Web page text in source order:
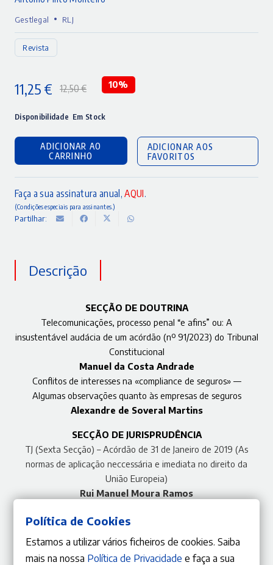
Gestlegal • RLJ
Revista
12,50€
preço
original
era:
12,50 €.
11,25 €
preço
atual
é:
11,25 €.
10%
Disponibilidade Em Stock
ADICIONAR AO
CARRINHO
ADICIONAR AOS
FAVORITOS
Faça a sua assinatura anual,AQUI.
(Condições especiais para assinantes.)
Partilhar:
Descrição
SECÇÃO DE DOUTRINA
Telecomunicações, processo penal “e afins” ou: A
insustentável audácia de um acórdão (nº 91/2023) do Tribunal
Constitucional
Manuel da Costa Andrade
Conflitos de interesses na «compliance de seguros» —
Algumas observações quanto às empresas de seguros
Alexandre de Soveral Martins
SECÇÃO DE JURISPRUDÊNCIA
TJ (Sexta Secção) – Acórdão de 31 de Janeiro de 2019 (As
normas de aplicação neccessária e imediata no direito da
União Europeia)
Rui Manuel Moura Ramos
desportivo: renovação, sucessão e prescrição)
João Leal Amado
Política de Cookies
Estamos a utilizar vários ficheiros de cookies. Saiba
mais na nossa Política de Privacidade e faça a sua